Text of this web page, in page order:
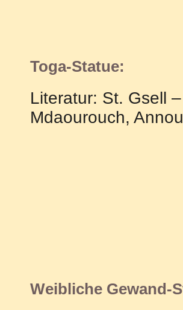
Toga-Statue:
Literatur: St. Gsell
Mdaourouch,
Weibliche Gewand-